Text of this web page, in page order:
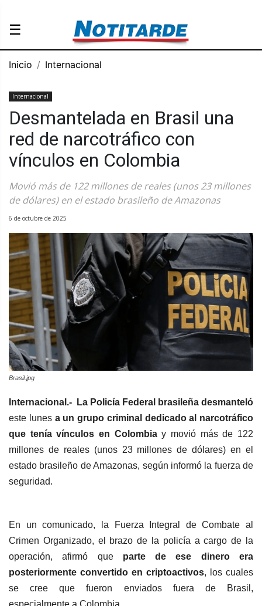
☰
Inicio Internacional
Internacional
Desmantelada en Brasil una
red de narcotráfico con
vínculos en Colombia
Movió más de 122 millones de reales (unos 23 millones
de dólares) en el estado brasileño de Amazonas
6 de octubre de 2025
Brasil.jpg
Internacional.-
La Policía Federal brasileña desmanteló
este lunes a un grupo criminal dedicado al narcotráfico
que tenía vínculos en Colombiay movió más de 122
millones de reales (unos 23 millones de dólares) en el
estado brasileño de Amazonas, según informó la fuerza de
seguridad.
En un comunicado, la Fuerza Integral de Combate al
Crimen Organizado, el brazo de la policía a cargo de la
operación, afirmó que parte de ese dinero era
posteriormente convertido en criptoactivos, los cuales
se cree que fueron enviados fuera de Brasil,